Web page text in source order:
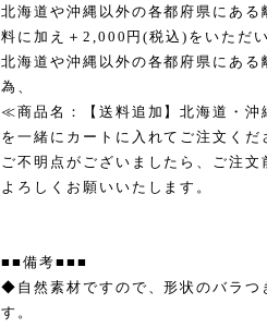
北海道や沖縄以外の各都府県にあ
料に加え＋2,000円(税込)をいただい
北海道や沖縄以外の各都府県にあ
為、
≪商品名：【送料追加】北海道・
を一緒にカートに入れてご注文くだ
ご不明点がございましたら、ご注文
よろしくお願いいたします。
■■備考■■■
◆自然素材ですので、形状のバラつ
す。